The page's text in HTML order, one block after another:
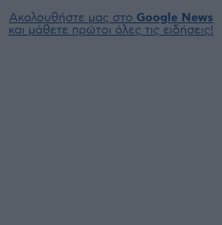
Ακολουθήστε μας στο Google News
και μάθετε πρώτοι όλες τις ειδήσεις!